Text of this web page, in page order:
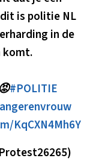
is politie NL
in de
komt.
#POLITIE
KqCXN4Mh6Y